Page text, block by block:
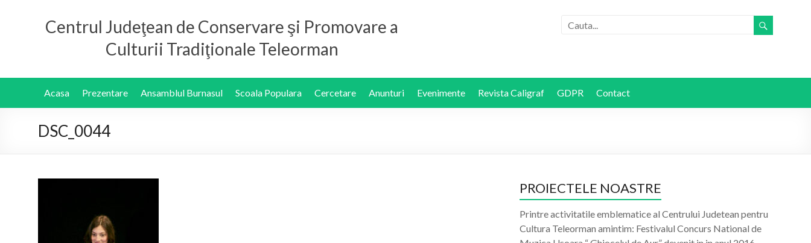
Centrul Judeţean de Conservare şi Promovare a
Culturii Tradiţionale Teleorman
Acasa Prezentare Ansamblul Burnasul Scoala Populara Cercetare Anunturi Evenimente Revista Caligraf GDPR Contact
DSC_0044
PROIECTELE NOASTRE
Printre activitatile emblematice al Centrului Judetean pentru
Cultura Teleorman amintim: Festivalul Concurs National de